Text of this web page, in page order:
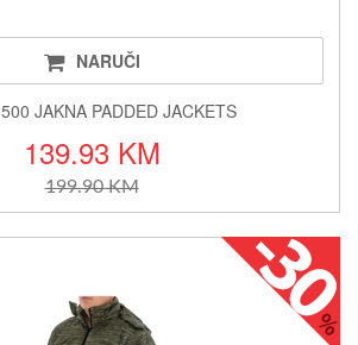
NARUČI
JAKNA PADDED JACKETS
139.93 KM
199.90 KM